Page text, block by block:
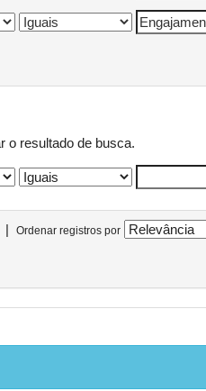
o resultado de busca.
| Ordenar registros por